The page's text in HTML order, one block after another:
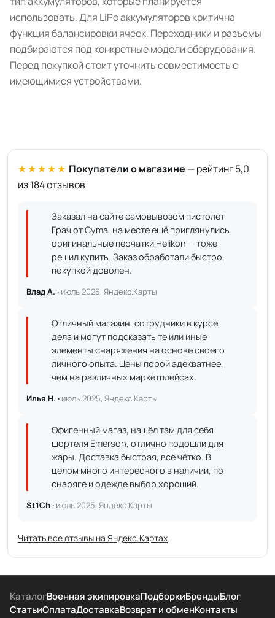
использовать. Для LiPo аккумуляторов критична
функция балансировки ячеек. Переходники и разъемы
подбираются под конкретные модели оборудования.
Перед покупкой стоит уточнить совместимость с
имеющимися устройствами.
★★★★★ Покупатели о магазине — рейтинг 5,0
из 184 отзывов
Заказал на сайте самовывозом пистолет
Грач от Cyma, на месте ещё приглянулись
оригинальные перчатки Helikon — тоже
решил купить. Заказ обработали быстро,
покупкой доволен.
Влад А. · июль 2025, Яндекс.Карты
Отличный магазин, сотрудники в курсе
дела и могут подсказать те или иные
элементы снаряжения на основе своего
личного опыта. Цены порой адекватнее,
чем на различных маркетплейсах.
Илья Н. · июль 2025, Яндекс.Карты
Офигенный магаз, нашёл там для себя
шортеля Emerson, отлично подошли для
жары. Доставка быстрая, всё чётко. В
целом много интересного в наличии, по
снаряге и одежде выбор хороший.
St1Ch · июль 2025, Яндекс.Карты
Читать все отзывы на Яндекс.Картах
КаталогВоенная экипировкаПодборкиБрендыБлог
СтатьиОплатаДоставкаВозврат и обменКонтакты